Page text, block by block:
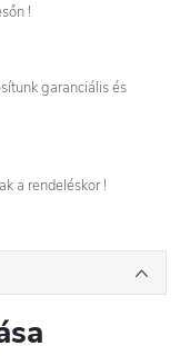
!
garanciális és
a rendeléskor !